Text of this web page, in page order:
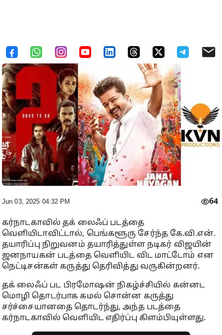
Jun 03, 2025 04:32 PM 64
கர்நாடகாவில் தக் லைஃப் படத்தை
வெளியிடாவிட்டால், பெங்களூரு சேர்ந்த கே.வி.என்.
தயாரிப்பு நிறுவனம் தயாரித்துள்ள நடிகர் விஜயின்
ஜனநாயகன் படத்தை வெளியிட விட மாட்டோம் என
நெட்டிசன்கள் கருத்து தெரிவித்து வருகின்றனர்.
தக் லைஃப் பட பிரமோஷன் நிகழ்ச்சியில் கன்னட
மொழி தொடர்பாக கமல் சொன்ன கருத்து
சர்ச்சையானதை தொடர்ந்து, அந்த படத்தை
கர்நாடகாவில் வெளியிட எதிர்ப்பு கிளம்பியுள்ளது.